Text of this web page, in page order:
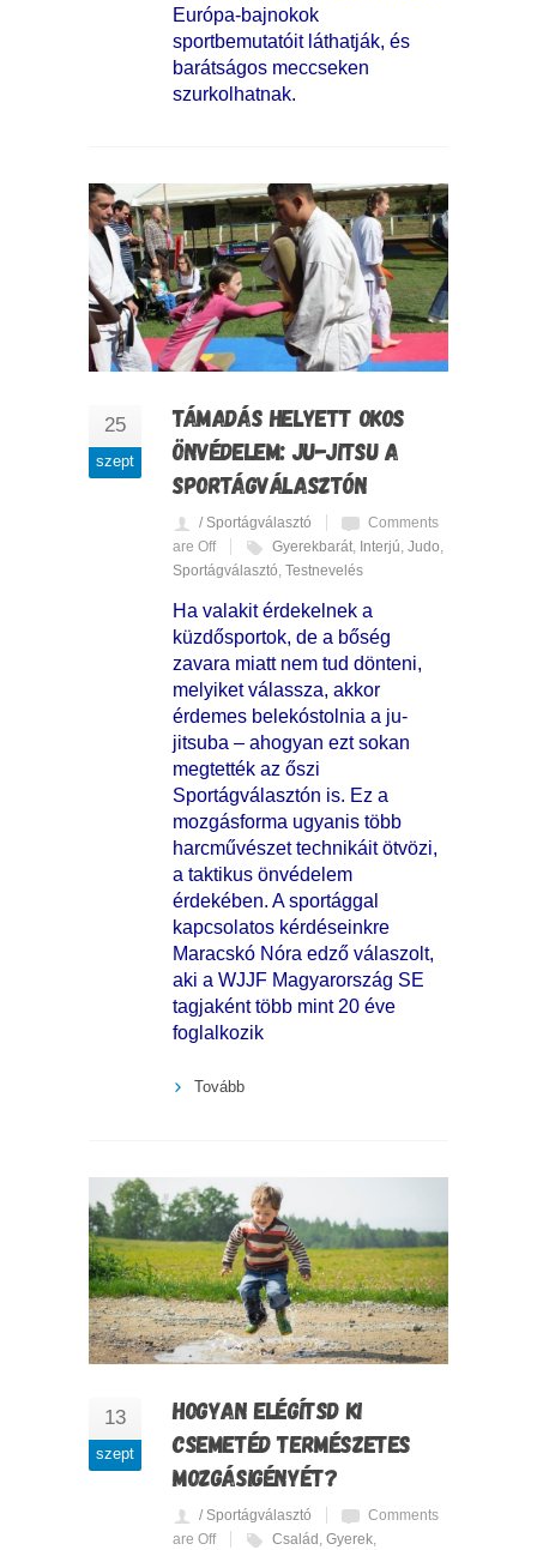
Európa-bajnokok
sportbemutatóit láthatják, és
barátságos meccseken
szurkolhatnak.
25
szept
TÁMADÁS HELYETT OKOS
ÖNVÉDELEM: JU-JITSU A
SPORTÁGVÁLASZTÓN
/ Sportágválasztó
Comments
are Off
Gyerekbarát Interjú Judo
Sportágválasztó Testnevelés
Ha valakit érdekelnek a
küzdősportok, de a bőség
zavara miatt nem tud dönteni,
melyiket válassza, akkor
érdemes belekóstolnia a ju-
jitsuba – ahogyan ezt sokan
megtették az őszi
Sportágválasztón is. Ez a
mozgásforma ugyanis több
harcművészet technikáit ötvözi,
a taktikus önvédelem
érdekében. A sportággal
kapcsolatos kérdéseinkre
Maracskó Nóra edző válaszolt,
aki a WJJF Magyarország SE
tagjaként több mint 20 éve
foglalkozik
Tovább
13
szept
HOGYAN ELÉGÍTSD KI
CSEMETÉD TERMÉSZETES
MOZGÁSIGÉNYÉT?
/ Sportágválasztó
Comments
are Off
Család , Gyerek,